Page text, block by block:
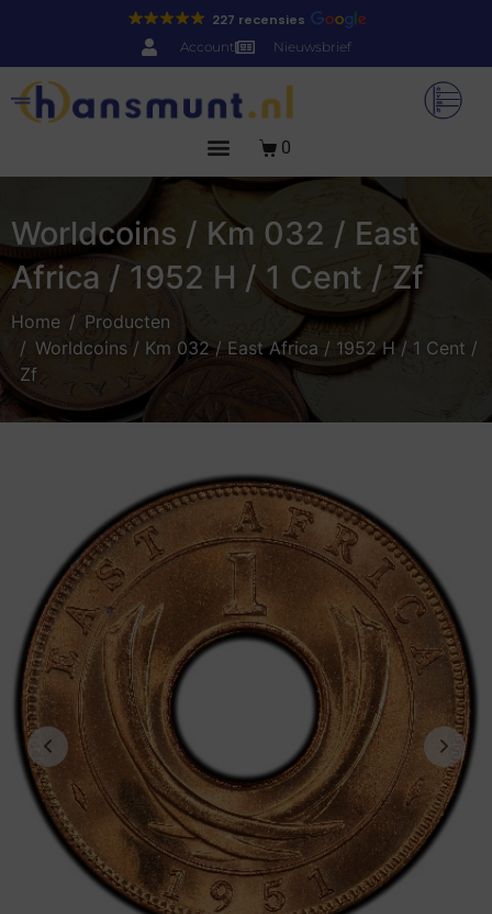
227 recensies
Account Nieuwsbrief
0
Worldcoins / Km 032 / East
Africa / 1952 H / 1 Cent / Zf
Home
Producten
Worldcoins / Km 032 / East Africa / 1952 H / 1 Cent /
Zf